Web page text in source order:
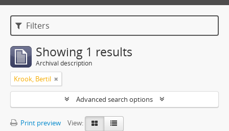
Filters
Showing 1 results
Archival description
Krook, Bertil
Advanced search options
Print preview
View: